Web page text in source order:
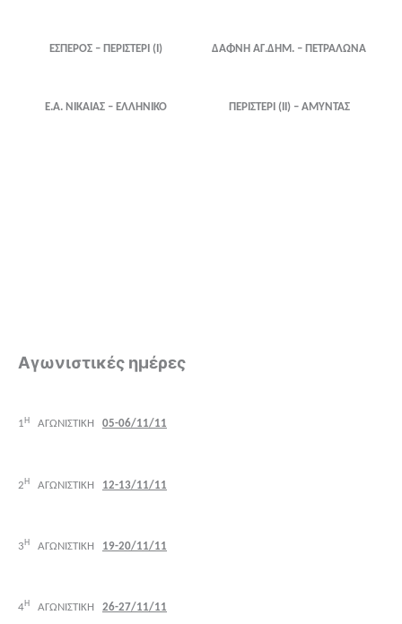
ΕΣΠΕΡΟΣ – ΠΕΡΙΣΤΕΡΙ (Ι)
Ε.Α. ΝΙΚΑΙΑΣ – ΕΛΛΗΝΙΚΟ
ΔΑΦΝΗ ΑΓ.ΔΗΜ. – ΠΕΤΡΑΛΩΝΑ
ΠΕΡΙΣΤΕΡΙ (ΙΙ) – ΑΜΥΝΤΑΣ
Αγωνιστικές ημέρες
1 Η ΑΓΩΝΙΣΤΙΚΗ 05-06/11/11
2 Η ΑΓΩΝΙΣΤΙΚΗ 12-13/11/11
3 Η ΑΓΩΝΙΣΤΙΚΗ 19-20/11/11
4Η ΑΓΩΝΙΣΤΙΚΗ 26-27/11/11